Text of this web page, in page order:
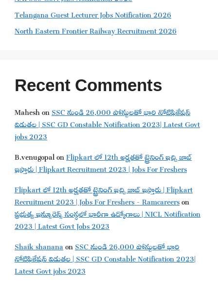
Telangana Guest Lecturer Jobs Notification 2026
North Eastern Frontier Railway Recruitment 2026
Recent Comments
MaheshonSSC నుండి 26,000 పోస్టులతో భారి నోటిఫికేషన్
విడుతల | SSC GD Constable Notification 2023| Latest Govt
jobs 2023
B.venugopalonFlipkart లో 12th అర్హతతో ట్రైనింగ్ ఇచ్చి జాబ్
ఇస్తారు | Flipkart Recruitment 2023 | Jobs For Freshers
Flipkart లో 12th అర్హతతో ట్రైనింగ్ ఇచ్చి జాబ్ ఇస్తారు | Flipkart
Recruitment 2023 | Jobs For Freshers - Ramcareerson
ప్రభుత్వ ఇన్సూరెన్స్ సంస్థలో భారీగా ఉద్యోగాలు | NICL Notification
2023 | Latest Govt Jobs 2023
Shaik shananaonSSC నుండి 26,000 పోస్టులతో భారి
నోటిఫికేషన్ విడుతల | SSC GD Constable Notification 2023|
Latest Govt jobs 2023